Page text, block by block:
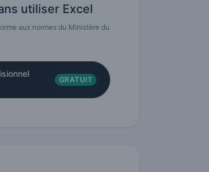
utiliser Excel
aux normes du Ministère du
GRATUIT